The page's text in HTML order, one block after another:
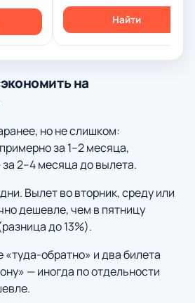
Найти
на
но не слишком:
за 1–2 месяца,
2–4 месяца до вылета.
Вылет во вторник, среду или
дешевле, чем в пятницу
до 13%).
«туда-обратно» и два билета
— иногда по отдельности